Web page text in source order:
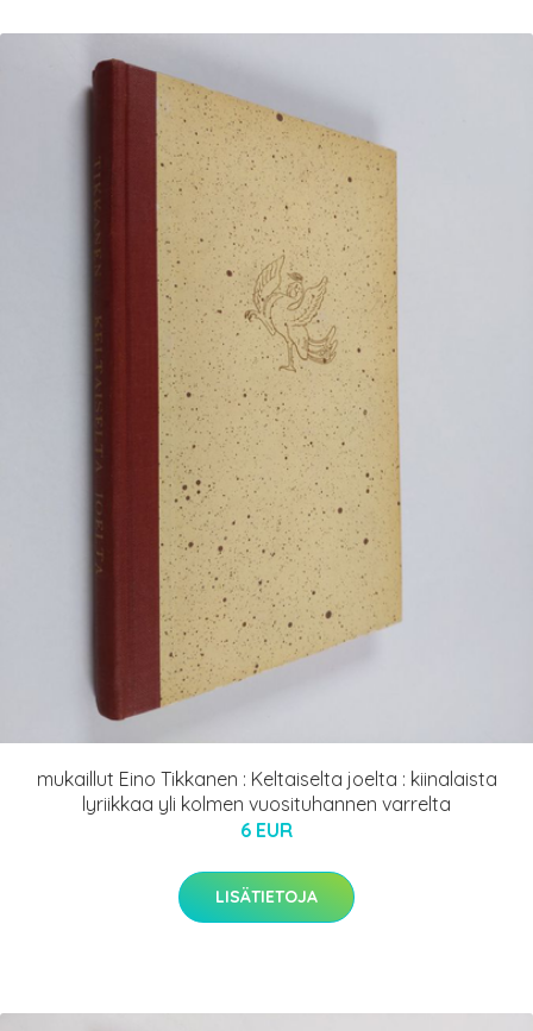
mukaillut Eino Tikkanen : Keltaiselta joelta : kiinalaista
lyriikkaa yli kolmen vuosituhannen varrelta
6 EUR
LISÄTIETOJA